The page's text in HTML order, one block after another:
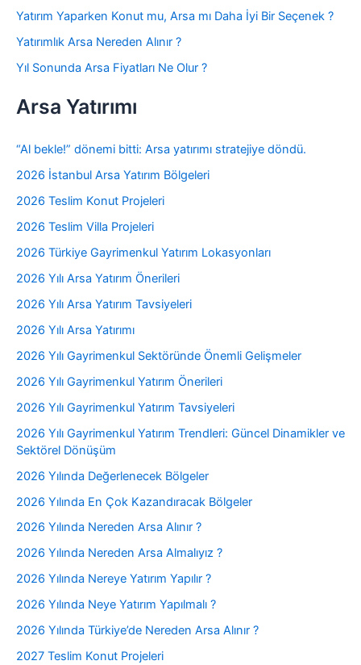
Yatırım Yaparken Konut mu, Arsa mı Daha İyi Bir Seçenek ?
Yatırımlık Arsa Nereden Alınır ?
Yıl Sonunda Arsa Fiyatları Ne Olur ?
Arsa Yatırımı
“Al bekle!” dönemi bitti: Arsa yatırımı stratejiye döndü.
2026 İstanbul Arsa Yatırım Bölgeleri
2026 Teslim Konut Projeleri
2026 Teslim Villa Projeleri
2026 Türkiye Gayrimenkul Yatırım Lokasyonları
2026 Yılı Arsa Yatırım Önerileri
2026 Yılı Arsa Yatırım Tavsiyeleri
2026 Yılı Arsa Yatırımı
2026 Yılı Gayrimenkul Sektöründe Önemli Gelişmeler
2026 Yılı Gayrimenkul Yatırım Önerileri
2026 Yılı Gayrimenkul Yatırım Tavsiyeleri
2026 Yılı Gayrimenkul Yatırım Trendleri: Güncel Dinamikler ve
Sektörel Dönüşüm
2026 Yılında Değerlenecek Bölgeler
2026 Yılında En Çok Kazandıracak Bölgeler
2026 Yılında Nereden Arsa Alınır ?
2026 Yılında Nereden Arsa Almalıyız ?
2026 Yılında Nereye Yatırım Yapılır ?
2026 Yılında Neye Yatırım Yapılmalı ?
2026 Yılında Türkiye’de Nereden Arsa Alınır ?
2027 Teslim Konut Projeleri